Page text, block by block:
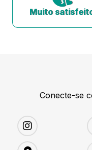
Muito
Conecte-se